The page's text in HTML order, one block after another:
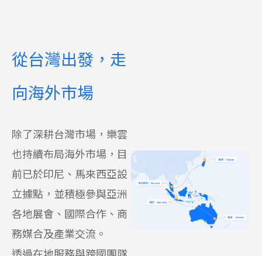
從台灣出發，走
向海外市場
除了深耕台灣市場，樂雲
也持續布局海外市場，目
前已於印尼、馬來西亞設
立據點，並積極參與亞洲
各地展會、國際合作、商
務媒合及產業交流。